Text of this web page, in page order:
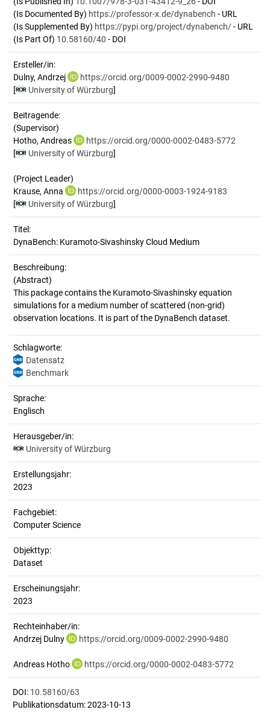
(Is Documented By) https://professor-x.de/dynabench - URL
(Is Supplemented By) https://pypi.org/project/dynabench/- URL
(Is Part Of) 10.58160/40 - DOI
Ersteller/in:
Dulny, Andrzej
https://orcid.org/0009-0002-2990-9480
[
University of Würzburg]
Beitragende:
(Supervisor)
Hotho, Andreas
https://orcid.org/0000-0002-0483-5772
[
University of Würzburg]
(Project Leader)
Krause, Anna
https://orcid.org/0000-0003-1924-9183
[
University of Würzburg]
Titel:
DynaBench: Kuramoto-Sivashinsky Cloud Medium
Beschreibung:
(Abstract)
This package contains the Kuramoto-Sivashinsky equation
simulations for a medium number of scattered (non-grid)
Schlagworte:
Datensatz
Benchmark
Sprache:
Englisch
Herausgeber/in:
University of Würzburg
Erstellungsjahr:
2023
Fachgebiet:
Computer Science
Objekttyp:
Dataset
Erscheinungsjahr:
2023
Rechteinhaber/in:
Andrzej Dulny
https://orcid.org/0009-0002-2990-9480
Andreas Hotho https://orcid.org/0000-0002-0483-5772
DOI: 10.58160/63
Publikationsdatum: 2023-10-13